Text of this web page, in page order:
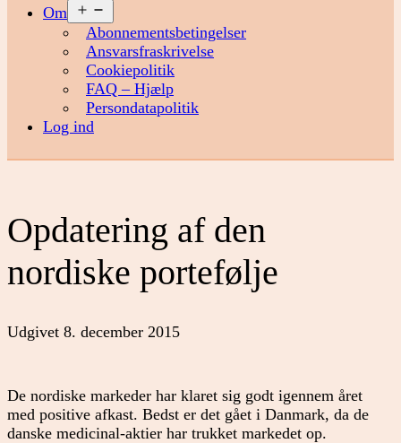
Om
menu
Abonnementsbetingelser
Ansvarsfraskrivelse
Cookiepolitik
FAQ – Hjælp
Persondatapolitik
Log ind
Opdatering af den
nordiske portefølje
Udgivet 8. december 2015
De nordiske markeder har klaret sig godt igennem året
med positive afkast. Bedst er det gået i Danmark, da de
danske medicinal-aktier har trukket markedet op.